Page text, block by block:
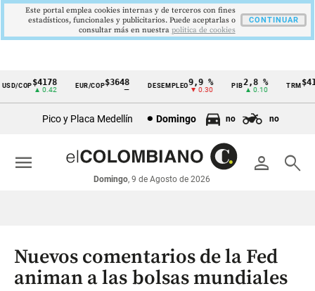
Cintillo
económicos
Colombia
COP$4178
▲ 0.42
EUR/COP$3648 DESEMPLEO 9,9 %
▼ 0.30
PIB2,8 %
▲ 0.10
TRM
Pico y Placa Medellín Domingo no no
person search
Domingo, 9 de Agosto de 2026
menu
Nuevos comentarios de la Fed
animan a las bolsas mundiales
Este portal emplea cookies internas y de terceros con fines
estadísticos, funcionales y publicitarios. Puede aceptarlas o
consultar más en nuestra politica de cookies
CONTINUAR